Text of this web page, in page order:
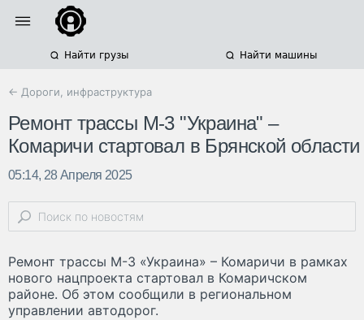
Найти грузы Найти машины
← Дороги, инфраструктура
Ремонт трассы М-3 "Украина" –
Комаричи стартовал в Брянской области
05:14, 28 Апреля 2025
Ремонт трассы М-3 «Украина» – Комаричи в рамках
нового нацпроекта стартовал в Комаричском
районе. Об этом сообщили в региональном
управлении автодорог.